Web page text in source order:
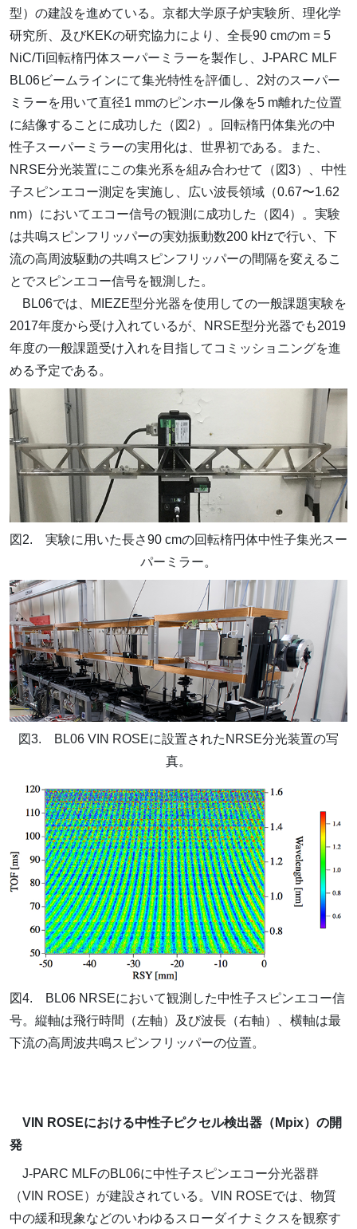
型）の建設を進めている。京都大学原子炉実験所、理化学
研究所、及びKEKの研究協力により、全長90 cmのm = 5
NiC/Ti回転楕円体スーパーミラーを製作し、J-PARC MLF
BL06ビームラインにて集光特性を評価し、2対のスーパー
ミラーを用いて直径1 mmのピンホール像を5 m離れた位置
に結像することに成功した（図2）。回転楕円体集光の中
性子スーパーミラーの実用化は、世界初である。また、
NRSE分光装置にこの集光系を組み合わせて（図3）、中性
子スピンエコー測定を実施し、広い波長領域（0.67〜1.62
nm）においてエコー信号の観測に成功した（図4）。実験
は共鳴スピンフリッパーの実効振動数200 kHzで行い、下
流の高周波駆動の共鳴スピンフリッパーの間隔を変えるこ
とでスピンエコー信号を観測した。
BL06では、MIEZE型分光器を使用しての一般課題実験を
2017年度から受け入れているが、NRSE型分光器でも2019
年度の一般課題受け入れを目指してコミッショニングを進
める予定である。
図2. 実験に用いた長さ90 cmの回転楕円体中性子集光スー
パーミラー。
図3. BL06 VIN ROSEに設置されたNRSE分光装置の写
真。
図4. BL06 NRSEにおいて観測した中性子スピンエコー信
号。縦軸は飛行時間（左軸）及び波長（右軸）、横軸は最
下流の高周波共鳴スピンフリッパーの位置。
VIN ROSEにおける中性子ピクセル検出器（Mpix）の開
発
J-PARC MLFのBL06に中性子スピンエコー分光器群
（VIN ROSE）が建設されている。VIN ROSEでは、物質
中の緩和現象などのいわゆるスローダイナミクスを観察す